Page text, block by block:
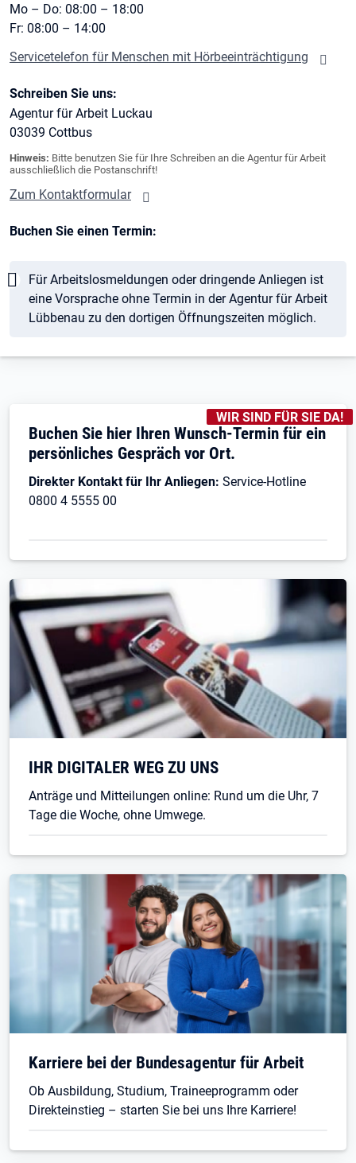
Mo – Do: 08:00 – 18:00
Fr: 08:00 – 14:00
Servicetelefon für Menschen mit Hörbeeinträchtigung
Schreiben Sie uns:
Agentur für Arbeit Luckau
03039 Cottbus
Hinweis: Bitte benutzen Sie für Ihre Schreiben an die Agentur für Arbeit
ausschließlich die Postanschrift!
Zum Kontaktformular
Buchen Sie einen Termin:
Für Arbeitslosmeldungen oder dringende Anliegen ist
eine Vorsprache ohne Termin in der Agentur für Arbeit
Lübbenau zu den dortigen Öffnungszeiten möglich.
KENNZEICHNUNGEN:
WIR SIND FÜR SIE DA!
Buchen Sie hier Ihren Wunsch-Termin für ein
persönliches Gespräch vor Ort.
Direkter Kontakt für Ihr Anliegen: Service-Hotline
0800 4 5555 00
IHR DIGITALER WEG ZU UNS
Anträge und Mitteilungen online: Rund um die Uhr, 7
Tage die Woche, ohne Umwege.
Karriere bei der Bundesagentur für Arbeit
Ob Ausbildung, Studium, Traineeprogramm oder
Direkteinstieg – starten Sie bei uns Ihre Karriere!